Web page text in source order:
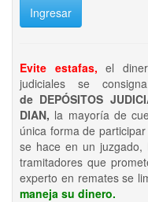
Ingresar
Evite estafas, el
judiciales se
de DEPÓSITOS
DIAN, la mayoría de
única forma de
se hace en un juzgado,
tramitadores que
experto en remates se
maneja su dinero.